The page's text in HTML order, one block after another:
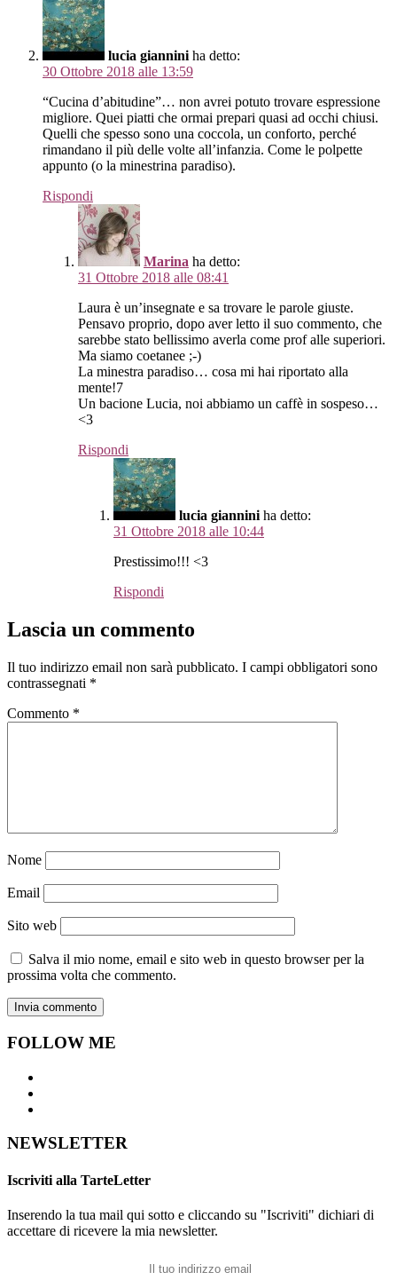
lucia giannini ha detto:
30 Ottobre 2018 alle 13:59
“Cucina d’abitudine”… non avrei potuto trovare espressione
migliore. Quei piatti che ormai prepari quasi ad occhi chiusi.
Quelli che spesso sono una coccola, un conforto, perché
rimandano il più delle volte all’infanzia. Come le polpette
appunto (o la minestrina paradiso).
Rispondi
Marina ha detto:
31 Ottobre 2018 alle 08:41
Laura è un’insegnate e sa trovare le parole giuste.
Pensavo proprio, dopo aver letto il suo commento, che
sarebbe stato bellissimo averla come prof alle superiori.
Ma siamo coetanee ;-)
La minestra paradiso… cosa mi hai riportato alla
mente!7
Un bacione Lucia, noi abbiamo un caffè in sospeso…
<3
Rispondi
lucia giannini ha detto:
31 Ottobre 2018 alle 10:44
Prestissimo!!! <3
Rispondi
Lascia un commento
Il tuo indirizzo email non sarà pubblicato. I campi obbligatori sono
contrassegnati *
Commento *
Nome
Email
Sito web
Salva il mio nome, email e sito web in questo browser per la
prossima volta che commento.
FOLLOW ME
NEWSLETTER
Iscriviti alla TarteLetter
Inserendo la tua mail qui sotto e cliccando su "Iscriviti" dichiari di
accettare di ricevere la mia newsletter.